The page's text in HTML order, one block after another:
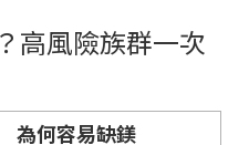
高風險族群一次
為何容易缺鎂